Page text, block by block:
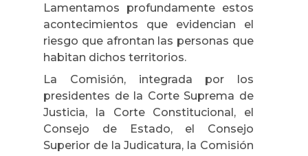
Lamentamos profundamente estos
acontecimientos que evidencian el
riesgo que afrontan las personas que
habitan dichos territorios.
La Comisión, integrada por los
presidentes de la Corte Suprema de
Justicia, la Corte Constitucional, el
Consejo de Estado, el Consejo
Superior de la Judicatura, la Comisión